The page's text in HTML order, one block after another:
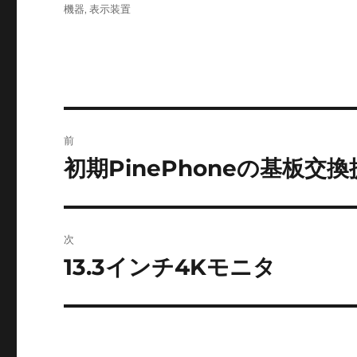
ゴ
機器,表示装置
稿
ゲ
前
前
投
稿:
初期PinePhoneの基板交換
次
次
投
13.3インチ4Kモニタ